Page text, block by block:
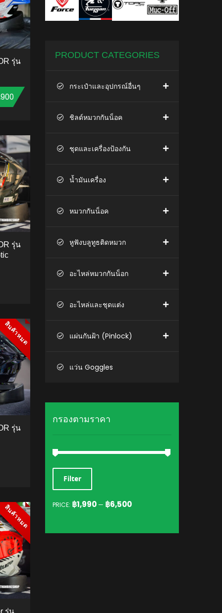
รุ่น
Price range: ฿2,700 through ฿2,900
รุ่น
สินค้าหมด
สินค้าหมด
รุ่น
สินค้าหมด
สินค้าหมด
รุ่น
PRODUCT CATEGORIES
กระเป๋าและอุปกรณ์อื่นๆ
ชิลด์หมวกกันน็อค
ชุดและเครื่องป้องกัน
น้ำมันเครื่อง
หมวกกันน็อค
หูฟังบลูทูธติดหมวก
อะไหล่หมวกกันน็อก
อะไหล่และชุดแต่ง
แผ่นกันฝ้า (Pinlock)
แว่น Goggles
กรองตามราคา
MIN
PRICE
MAX
PRICE
Filter
PRICE: ฿1,990 — ฿6,500